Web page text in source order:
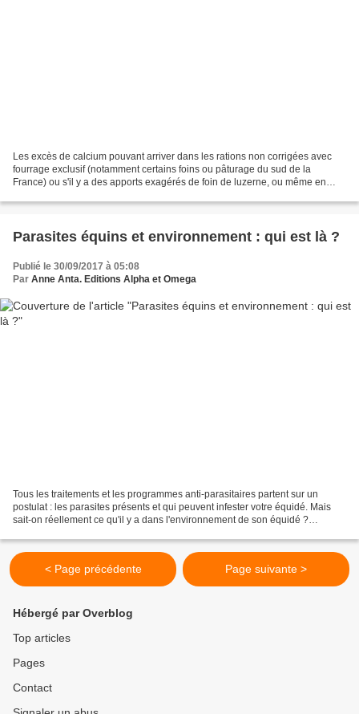
Les excès de calcium pouvant arriver dans les rations non corrigées avec
fourrage exclusif (notamment certains foins ou pâturage du sud de la
France) ou s'il y a des apports exagérés de foin de luzerne, ou même en
Parasites équins et environnement : qui est là ?
Publié le 30/09/2017 à 05:08
Par Anne Anta. Editions Alpha et Omega
Tous les traitements et les programmes anti-parasitaires partent sur un
postulat : les parasites présents et qui peuvent infester votre équidé. Mais
sait-on réellement ce qu'il y a dans l'environnement de son équidé ?
< Page précédente Page suivante >
Hébergé par Overblog
Top articles
Pages
Contact